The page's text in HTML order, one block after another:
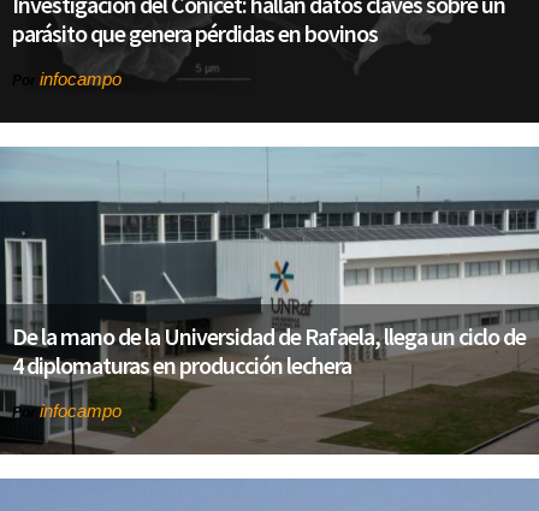
parásito que genera pérdidas en bovinos
infocampo
De la mano de la Universidad de Rafaela, llega un ciclo de
4 diplomaturas en producción lechera
Por infocampo